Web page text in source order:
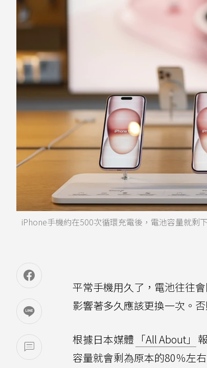
iPhone手機約在500次循環充電後，電池容量就剩
平常手機用久了，電池往往
影響著多久應該更換一次。
根據日本媒體 「All About」
容量就會剩為原本的80％左